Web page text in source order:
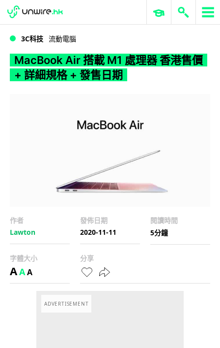
WWDC 2026 ERP 與商業 AI
3C科技 流動電腦
MacBook Air 搭載 M1 處理器 香港售價
+ 詳細規格 + 發售日期
作者
Lawton
發佈日期
2020-11-11
閱讀時間
5分鐘
字體大小
AAA
分享
ADVERTISEMENT